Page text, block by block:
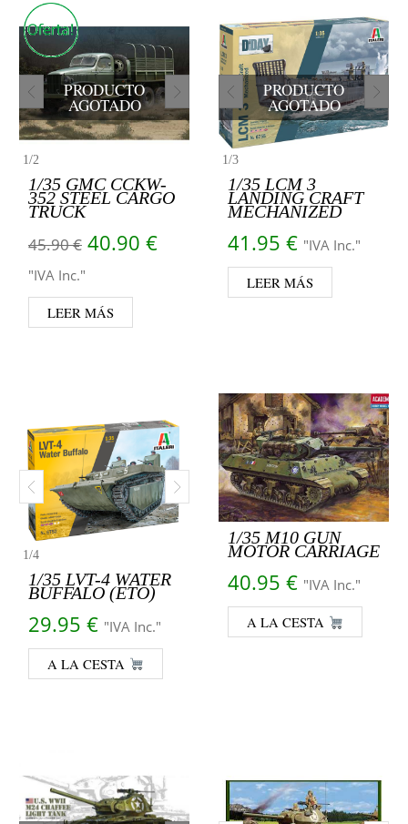
1/2
PRODUCTO
AGOTADO
1/35 GMC CCKW-
352 STEEL CARGO
TRUCK
45.90€ El precio original era: 45.90 €.
40.90 €El precio actual es: 40.90
"IVA Inc."
LEER MÁS
1/3
PRODUCTO
AGOTADO
1/35 LCM 3
LANDING CRAFT
MECHANIZED
41.95 € "IVA Inc."
LEER MÁS
1/4
1/35 LVT-4 WATER
BUFFALO (ETO)
29.95 € "IVA Inc."
A LA CESTA
1/35 M10 GUN
MOTOR CARRIAGE
40.95 € "IVA Inc."
A LA CESTA